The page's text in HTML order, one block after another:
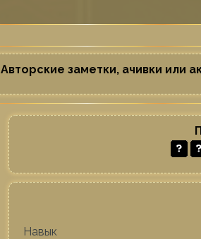
Авторские заметки, ачивки или
Навык